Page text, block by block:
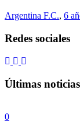
Argentina F.C., 6
Redes sociales
Últimas noticias
0